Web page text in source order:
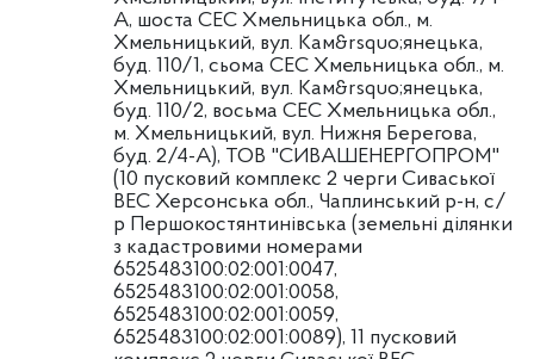
А, шоста СЕС Хмельницька обл., м.
Хмельницький, вул. Кам&rsquo;янецька,
буд. 110/1, сьома СЕС Хмельницька обл., м.
Хмельницький, вул. Кам&rsquo;янецька,
буд. 110/2, восьма СЕС Хмельницька обл.,
м. Хмельницький, вул. Нижня Берегова,
буд. 2/4-А), ТОВ "СИВАШЕНЕРГОПРОМ"
(10 пусковий комплекс 2 черги Сиваської
ВЕС Херсонська обл., Чаплинський р-н, с/
р Першокостянтинівська (земельні ділянки
з кадастровими номерами
6525483100:02:001:0047,
6525483100:02:001:0058,
6525483100:02:001:0059,
6525483100:02:001:0089), 11 пусковий